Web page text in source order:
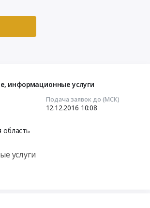
информационные услуги
Подача заявок до (МСК)
12.12.2016 10:08
область
услуги